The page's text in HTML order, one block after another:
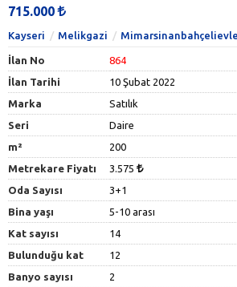
715.000
Kayseri Melikgazi
İlan No
864
İlan Tarihi
10 Şubat 2022
Marka
Satılık
Seri
Daire
m²
200
Metrekare Fiyatı
3.575
Oda Sayısı
3+1
Bina yaşı
5-10 arası
Kat sayısı
14
Bulunduğu kat
12
Banyo sayısı
2